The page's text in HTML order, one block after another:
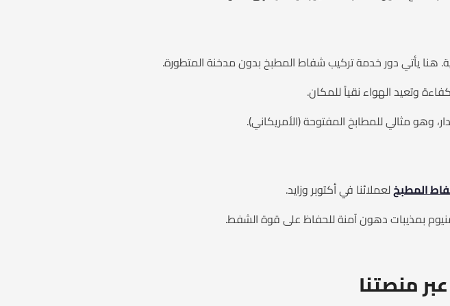
هنا يأتي دور خدمة تركيب شفاط المطبخ بدون مدخنة المتطورة.
وتعيد الهواء نقياً للمكان.
وهو مثالي للمطابخ المفتوحة (الأمريكاني).
المطبخلعملائنا في أكتوبر وزايد.
بمذيبات دهون آمنة للحفاظ على قوة الشفط.
منصتنا